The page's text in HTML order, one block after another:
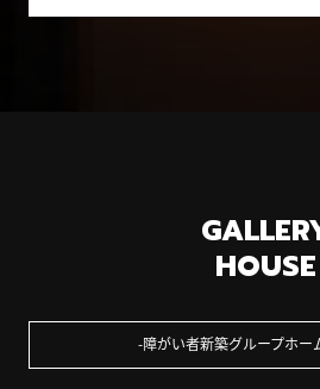
HOUSE
障がい者新築グループホー